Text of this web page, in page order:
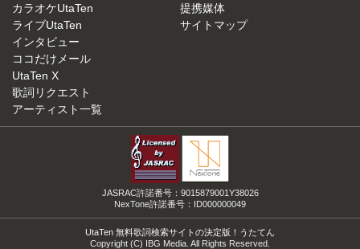
カラオケUtaTen
ライブUtaTen
インタビュー
ココだけメール
UtaTen X
歌詞リクエスト
アーティスト一覧
提携媒体
サイトマップ
JASRAC許諾番号：9015879001Y38026
NexTone許諾番号：ID000000049
UtaTen 無料歌詞検索サイトの決定版！うたてん
Copyright (C) IBG Media. All Rights Reserved.